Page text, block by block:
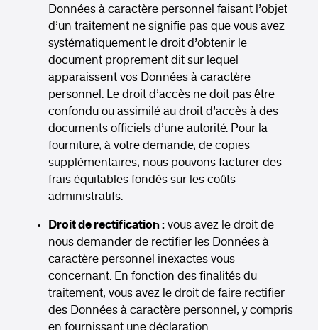
Données à caractère personnel faisant l’objet
d’un traitement ne signifie pas que vous avez
systématiquement le droit d’obtenir le
document proprement dit sur lequel
apparaissent vos Données à caractère
personnel. Le droit d’accès ne doit pas être
confondu ou assimilé au droit d’accès à des
documents officiels d’une autorité. Pour la
fourniture, à votre demande, de copies
supplémentaires, nous pouvons facturer des
frais équitables fondés sur les coûts
administratifs.
Droit de rectification : vous avez le droit de
nous demander de rectifier les Données à
caractère personnel inexactes vous
concernant. En fonction des finalités du
traitement, vous avez le droit de faire rectifier
des Données à caractère personnel, y compris
en fournissant une déclaration